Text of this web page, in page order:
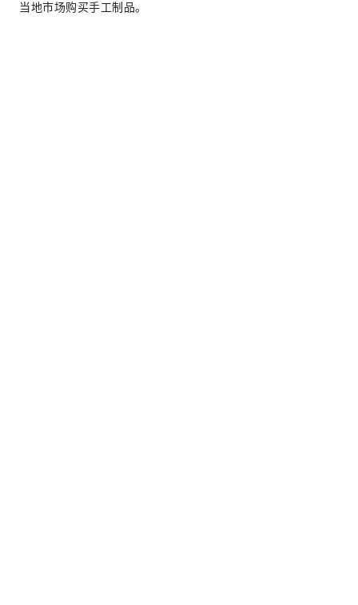
当地市场购买手工制品。